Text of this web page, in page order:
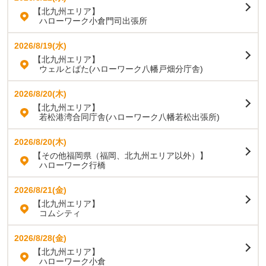
【北九州エリア】
ハローワーク小倉門司出張所
2026/8/19(水)
【北九州エリア】
ウェルとばた(ハローワーク八幡戸畑分庁舎)
2026/8/20(木)
【北九州エリア】
若松港湾合同庁舎(ハローワーク八幡若松出張所)
2026/8/20(木)
【その他福岡県（福岡、北九州エリア以外）】
ハローワーク行橋
2026/8/21(金)
【北九州エリア】
コムシティ
2026/8/28(金)
【北九州エリア】
ハローワーク小倉